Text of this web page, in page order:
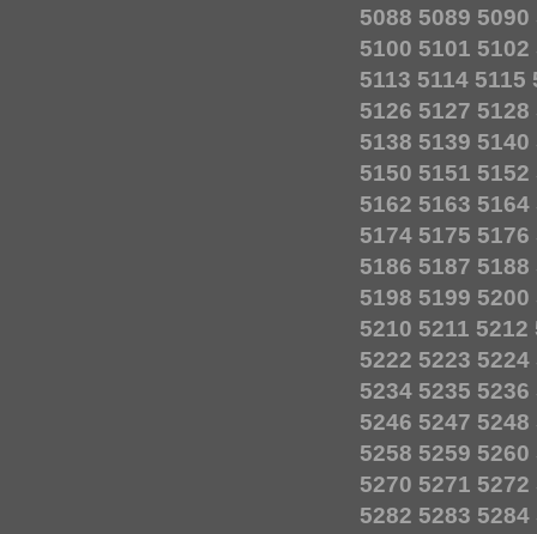
5088 5089 5090
5100 5101 5102
5113 5114 5115
5126 5127 5128
5138 5139 5140
5150 5151 5152
5162 5163 5164
5174 5175 5176
5186 5187 5188
5198 5199 5200
5210 5211 5212
5222 5223 5224
5234 5235 5236
5246 5247 5248
5258 5259 5260
5270 5271 5272
5282 5283 5284